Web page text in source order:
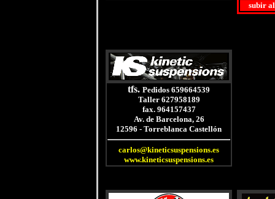
subir
tfs. Pedidos 659664539
Taller 627958189
fax. 964157437
Av. de Barcelona, 26
12596 - Torreblanca Castellón
carlos@kineticsuspensions.es
www.kineticsuspensions.es